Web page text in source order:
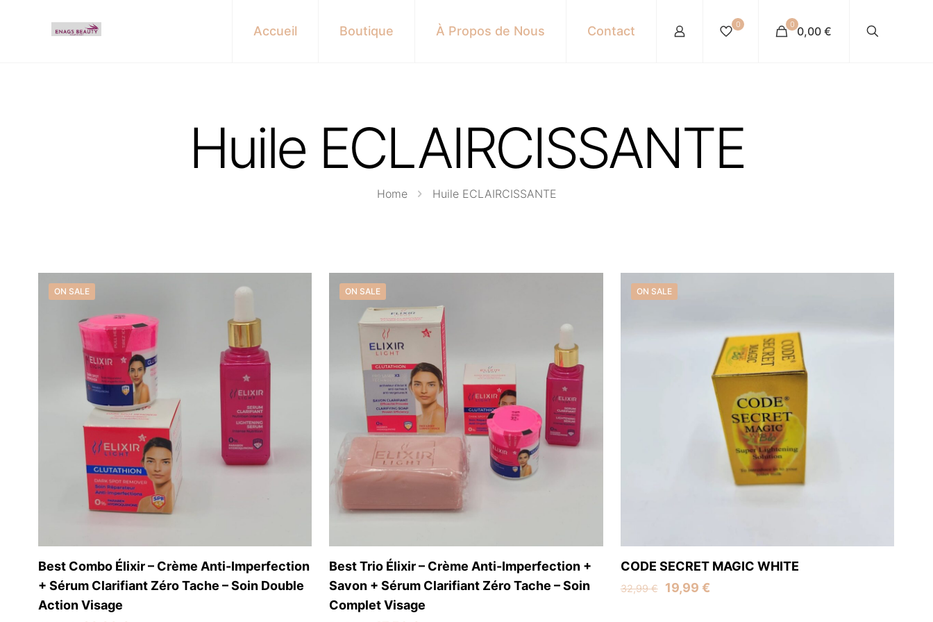
Accueil Boutique À Propos de Nous Contact 0 0 0,00 €
Huile ECLAIRCISSANTE
Home Huile ECLAIRCISSANTE
ON SALE
Best Combo Élixir – Crème Anti-Imperfection
+ Sérum Clarifiant Zéro Tache – Soin Double
Action Visage
ON SALE
Best Trio Élixir – Crème Anti-Imperfection +
Savon + Sérum Clarifiant Zéro Tache – Soin
Complet Visage
ON SALE
CODE SECRET MAGIC WHITE
32,99€
Original
19,99 €Current